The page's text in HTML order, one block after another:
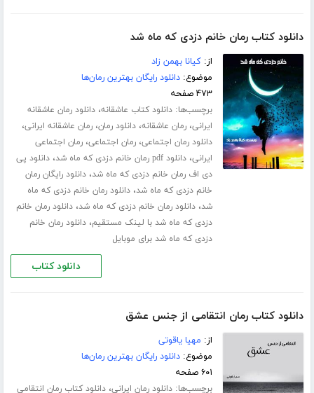
دانلود کتاب رمان خانم دزدی که ماه شد
از:کیانا بهمن زاد
موضوع:دانلود رایگان بهترین رمان‌ها
۴۷۳ صفحه
برچسب‌ها:دانلود کتاب عاشقانه،دانلود رمان عاشقانه
ایرانی،رمان عاشقانه،دانلود رمان،رمان عاشقانه ایرانی،
دانلود رمان اجتماعی،رمان اجتماعی،رمان اجتماعی
ایرانی،دانلود pdf رمان خانم دزدی که ماه شد ،دانلود پی
دی اف رمان خانم دزدی که ماه شد،دانلود رایگان رمان
خانم دزدی که ماه شد،دانلود رمان خانم دزدی که ماه
شد،دانلود رمان خانم دزدی که ماه شد،دانلود رمان خانم
دزدی که ماه شد با لینک مستقیم،دانلود رمان خانم
دزدی که ماه شد برای موبایل
دانلود کتاب
دانلود کتاب رمان انتقامی از جنس عشق
از: مهیا یاقوتی
موضوع:دانلود رایگان بهترین رمان‌ها
۶۰۱ صفحه
برچسب‌ها:دانلود رمان ایرانی،دانلود کتاب رمان انتقامی